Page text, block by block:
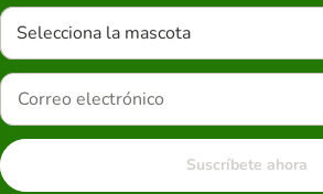
Selecciona la mascota
Suscríbete ahora